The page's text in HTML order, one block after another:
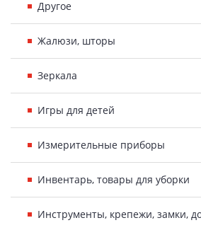
Другое
Жалюзи, шторы
Зеркала
Игры для детей
Измерительные приборы
Инвентарь, товары для уборки
Инструменты, крепежи, замки,